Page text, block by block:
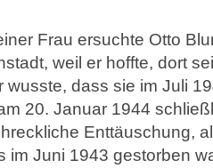
Frau ersuchte Otto
weil er hoffte, dort
wusste, dass sie im Juli
20. Januar 1944
Enttäuschung,
im Juni 1943 gestorben